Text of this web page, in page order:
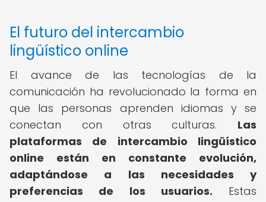
El futuro del intercambio
lingüístico online
El avance de las tecnologías de la
comunicación ha revolucionado la forma en
que las personas aprenden idiomas y se
conectan con otras culturas. Las
plataformas de intercambio lingüístico
online están en constante evolución,
adaptándose a las necesidades y
preferencias de los usuarios. Estas